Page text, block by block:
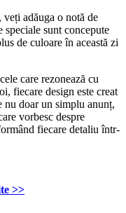
adăuga o notă de
sunt concepute
de culoare în această zi
care rezonează cu
fiecare design este creat
nu doar un simplu anunț,
vorbesc despre
fiecare detaliu într-
>>